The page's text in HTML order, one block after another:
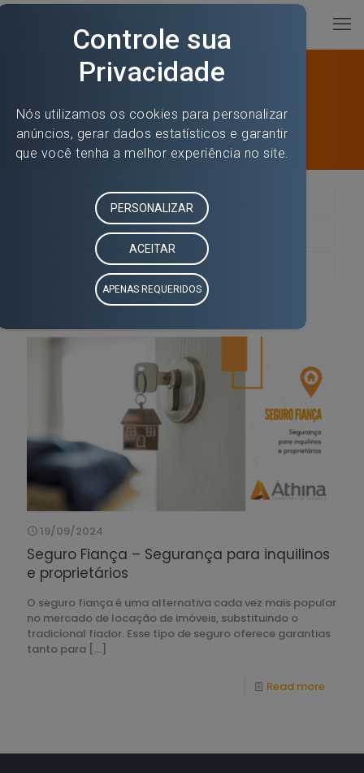
Blog
Automóvel
Dicas
Seguro
19/09/2024
Seguro Fiança – Segurança para inquilinos
e proprietários
O seguro fiança é uma alternativa cada vez mais popular
no mercado de locação de imóveis, substituindo o
tradicional fiador. Esse tipo de seguro oferece garantias
tanto para […]
Read more